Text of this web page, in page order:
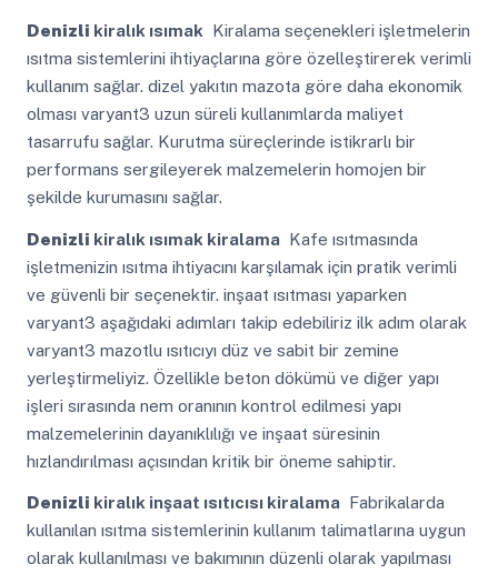
Denizli kiralık ısımak Kiralama seçenekleri işletmelerin
ısıtma sistemlerini ihtiyaçlarına göre özelleştirerek verimli
kullanım sağlar. dizel yakıtın mazota göre daha ekonomik
olması varyant3 uzun süreli kullanımlarda maliyet
tasarrufu sağlar. Kurutma süreçlerinde istikrarlı bir
performans sergileyerek malzemelerin homojen bir
şekilde kurumasını sağlar.
Denizli kiralık ısımak kiralamaKafe ısıtmasında
işletmenizin ısıtma ihtiyacını karşılamak için pratik verimli
ve güvenli bir seçenektir. inşaat ısıtması yaparken
varyant3 aşağıdaki adımları takip edebiliriz ilk adım olarak
varyant3 mazotlu ısıtıcıyı düz ve sabit bir zemine
yerleştirmeliyiz. Özellikle beton dökümü ve diğer yapı
işleri sırasında nem oranının kontrol edilmesi yapı
malzemelerinin dayanıklılığı ve inşaat süresinin
hızlandırılması açısından kritik bir öneme sahiptir.
Denizli kiralık inşaat ısıtıcısı kiralamaFabrikalarda
kullanılan ısıtma sistemlerinin kullanım talimatlarına uygun
olarak kullanılması ve bakımının düzenli olarak yapılması